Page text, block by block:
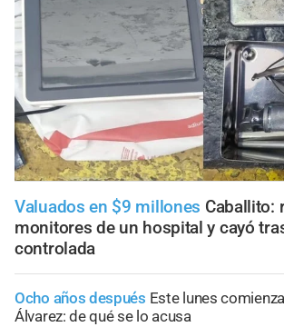
Valuados en $9 millones Caballito:
monitores de un hospital y cayó
controlada
Ocho años después Este lunes
Álvarez: de qué se lo acusa